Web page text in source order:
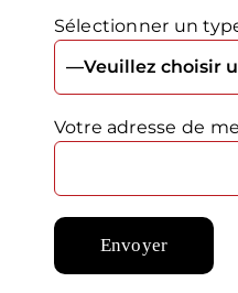
Sélectionner un
Votre adresse de